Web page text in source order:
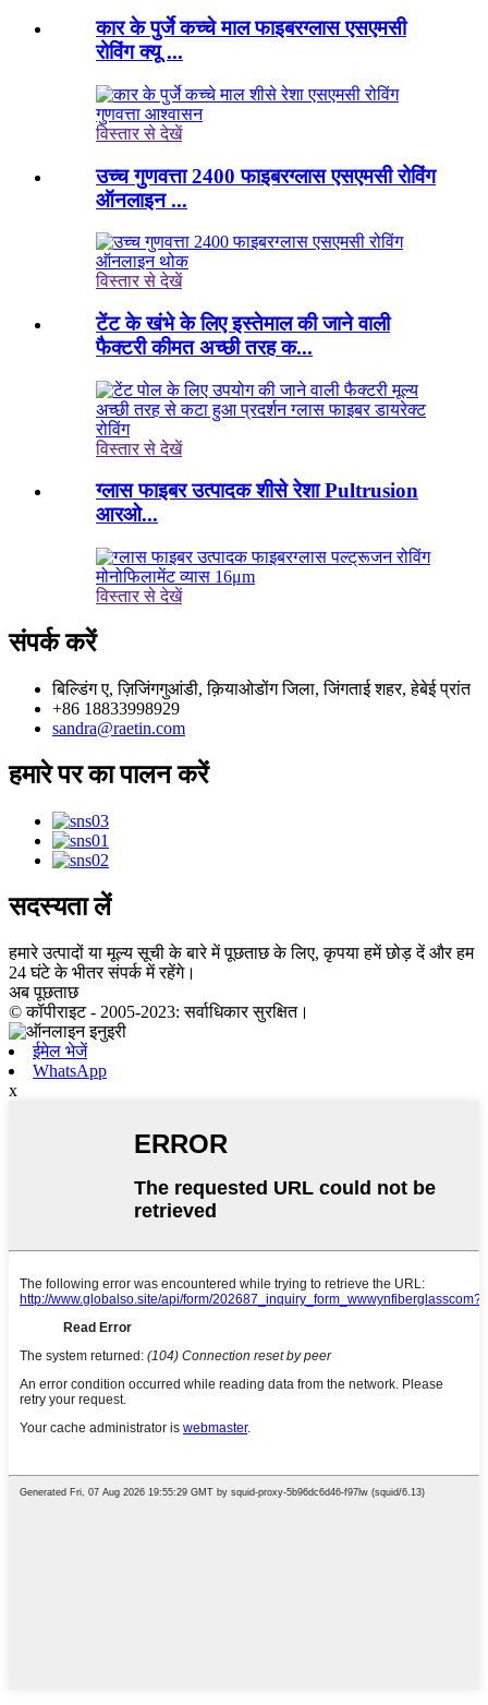
कार के पुर्जे कच्चे माल फाइबरग्लास एसएमसी
रोविंग क्यू ...
विस्तार से देखें
उच्च गुणवत्ता 2400 फाइबरग्लास एसएमसी रोविंग
ऑनलाइन ...
विस्तार से देखें
टेंट के खंभे के लिए इस्तेमाल की जाने वाली
फैक्टरी कीमत अच्छी तरह क...
विस्तार से देखें
ग्लास फाइबर उत्पादक शीसे रेशा Pultrusion
आरओ...
विस्तार से देखें
संपर्क करें
बिल्डिंग ए, ज़िजिंगगुआंडी, क़ियाओडोंग जिला, जिंगताई शहर, हेबेई प्रांत
+86 18833998929
sandra@raetin.com
हमारे पर का पालन करें
सदस्यता लें
हमारे उत्पादों या मूल्य सूची के बारे में पूछताछ के लिए, कृपया हमें छोड़ दें और हम
24 घंटे के भीतर संपर्क में रहेंगे।
अब पूछताछ
© कॉपीराइट - 2005-2023: सर्वाधिकार सुरक्षित।
ईमेल भेजें
WhatsApp
x